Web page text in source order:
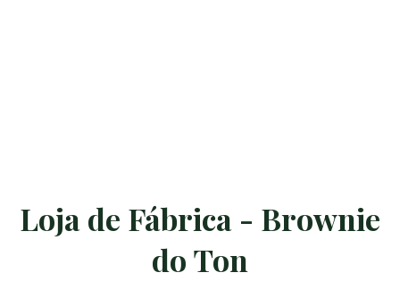
Loja de Fábrica - Brownie
do Ton